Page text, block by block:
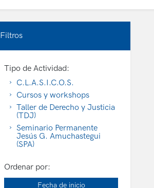
Filtros
Tipo de Actividad:
C.L.A.S.I.C.O.S.
Cursos y workshops
Taller de Derecho y Justicia
(TDJ)
Seminario Permanente
Jesús G. Amuchastegui
(SPA)
Ordenar por:
Fecha de inicio